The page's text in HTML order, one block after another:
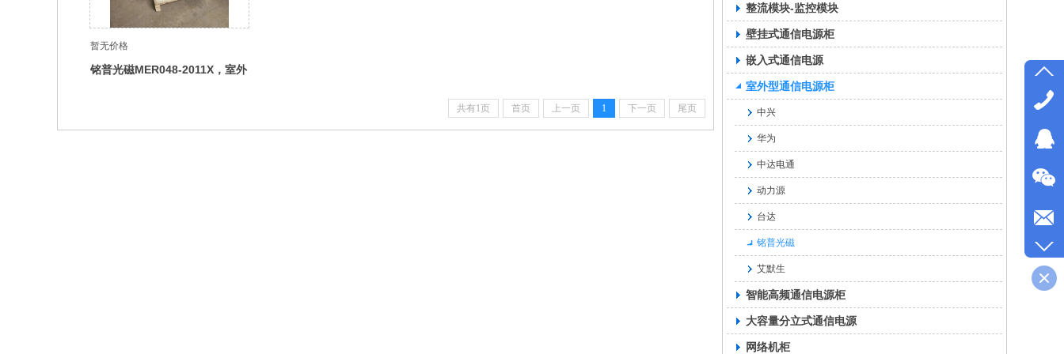
整流模块-监控模块
壁挂式通信电源柜
嵌入式通信电源
室外型通信电源柜
中兴
华为
中达电通
动力源
台达
铭普光磁
艾默生
智能高频通信电源柜
大容量分立式通信电源
网络机柜
暂无价格
铭普光磁MER048-2011X，室外
共有1页 首页 上一页 1 下一页 尾页